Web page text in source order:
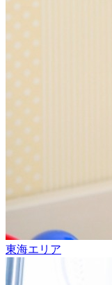
東海エリア